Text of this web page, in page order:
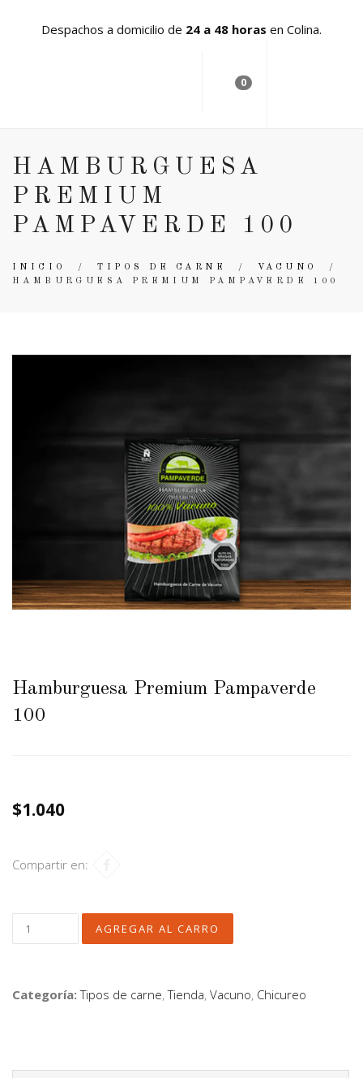
Despachos a domicilio de 24 a 48 horas en Colina.
0
HAMBURGUESA
PREMIUM
PAMPAVERDE 100
INICIO /TIPOS DE CARNE / VACUNO
/
HAMBURGUESA PREMIUM PAMPAVERDE 100
Hamburguesa Premium Pampaverde
100
$1.040
Compartir en:
Categoría:Tipos de carne,Tienda, Vacuno, Chicureo